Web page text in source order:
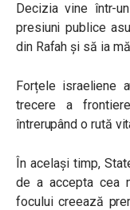
Decizia vine într-
presiuni publice
din Rafah și să ia
Forțele israeliene
trecere a
întrerupând o rută
În același timp,
de a accepta cea
focului creează